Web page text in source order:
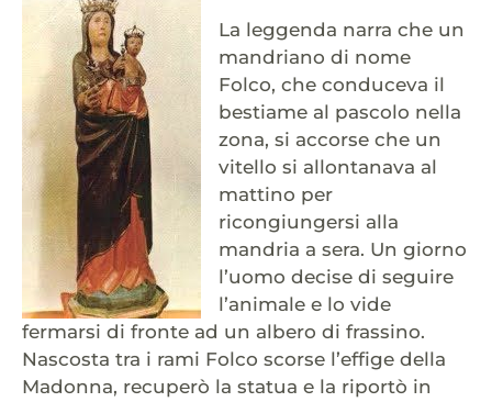
La leggenda narra che un
mandriano di nome
Folco, che conduceva il
bestiame al pascolo nella
zona, si accorse che un
vitello si allontanava al
mattino per
ricongiungersi alla
mandria a sera. Un giorno
l’uomo decise di seguire
l’animale e lo vide
fermarsi di fronte ad un albero di frassino.
Nascosta tra i rami Folco scorse l’effige della
Madonna, recuperò la statua e la riportò in